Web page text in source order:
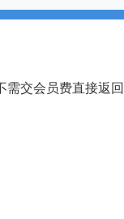
需交会员费直接返